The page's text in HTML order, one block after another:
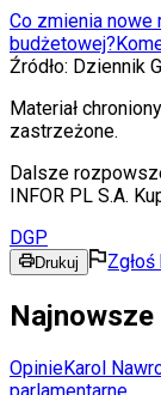
Co zmienia
budżetowej?
Źródło: Dziennik
Materiał
zastrzeżone.
Dalsze
INFOR PL S.A.
DGP
Drukuj Zgłoś
Najnowsze
OpinieKarol